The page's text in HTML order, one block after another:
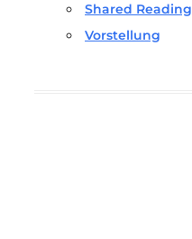
Shared Reading
Vorstellung